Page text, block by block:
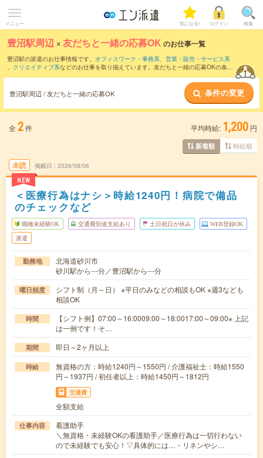
メニュー 気になる! ログイン 検索
豊沼駅周辺 ×友だちと一緒の応募OK のお仕事一覧
豊沼駅の派遣のお仕事情報です。 オフィスワーク・事務系、 営業・販売・サービス系
、 クリエイティブ系などのお仕事を取り揃えています。友だちと一緒の応募OKの条件
豊沼駅周辺 / 友だちと一緒の応募OK 条件の変更
全 2件 平均時給: 1,200 円
新着順 時給順
未読
NEW
掲載日 2026/08/06
＜医療行為はナシ＞時給1240円！病院で備品
のチェックなど
職種未経験OK 交通費別途支給あり 土日祝日が休み WEB登録OK
派遣
勤務地
北海道砂川市
砂川駅から---分／豊沼駅から---分
曜日頻度
シフト制（月～日） ※平日のみなどの相談もOK ※週3なども
相談OK
時間
【シフト例】07:00～16:0009:00～18:0017:00～09:00※ 上記
は一例です！そ…
期間 即日～2ヶ月以上
時給
無資格の方：時給1240円～1550円 / 介護福祉士：時給1550
円～1937円 / 初任者以上：時給1450円～1812円
交通費
全額支給
仕事内容
看護助手
＼無資格・未経験OKの看護助手／医療行為は一切行わない
ので未経験でも安心！▽具体的には…・リネンやシ…